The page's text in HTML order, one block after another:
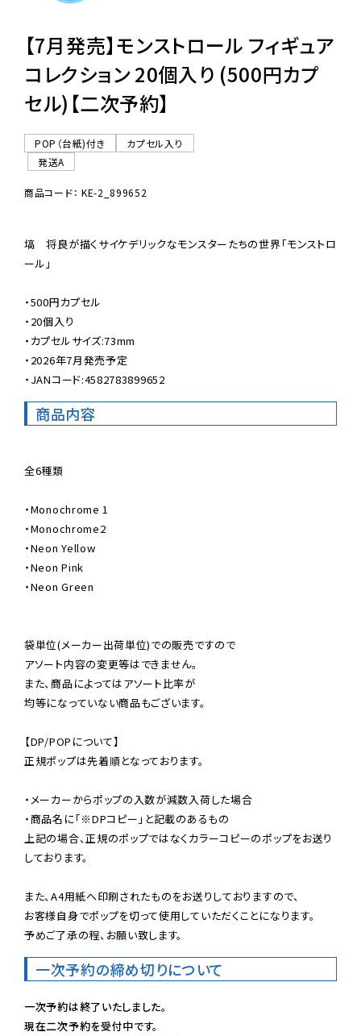
06-6282-7659
【7月発売】モンストロール フィギュア
コレクション 20個入り (500円カプ
セル)【二次予約】
POP（台紙)付き
カプセル入り
発送A
商品コード： KE-2_899652
塙　将良が描くサイケデリックなモンスターたちの世界「モンストロ
ール」
・500円カプセル
・20個入り
・カプセルサイズ:73mm
・2026年7月発売予定
・JANコード:4582783899652
商品内容
全6種類
・Monochrome 1
・Monochrome2
・Neon Yellow
・Neon Pink
・Neon Green
袋単位(メーカー出荷単位)での販売ですので
アソート内容の変更等はできません。
また、商品によってはアソート比率が
均等になっていない商品もございます。
【DP/POPについて】
正規ポップは先着順となっております。
・メーカーからポップの入数が減数入荷した場合
・商品名に「※DPコピー」と記載のあるもの
上記の場合、正規のポップではなくカラーコピーのポップをお送り
しております。
また、A4用紙へ印刷されたものをお送りしておりますので、
お客様自身でポップを切って使用していただくことになります。
予めご了承の程、お願い致します。
一次予約の締め切りについて
一次予約は終了いたしました。
現在二次予約を受付中です。